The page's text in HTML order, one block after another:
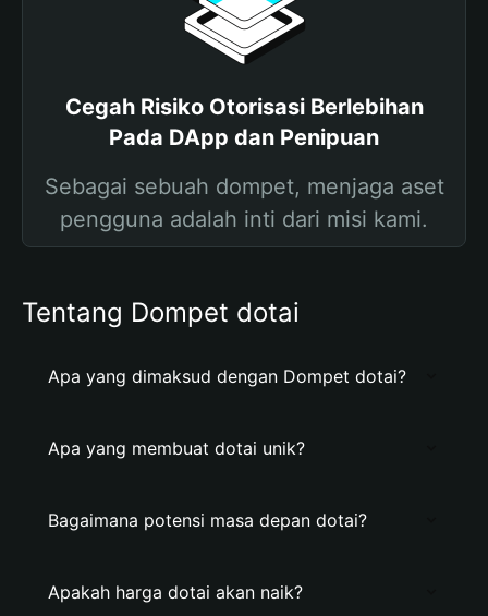
Cegah Risiko Otorisasi Berlebihan
Pada DApp dan Penipuan
Sebagai sebuah dompet, menjaga aset
pengguna adalah inti dari misi kami.
Tentang Dompet dotai
Apa yang dimaksud dengan Dompet dotai?
Apa yang membuat dotai unik?
Bagaimana potensi masa depan dotai?
Apakah harga dotai akan naik?